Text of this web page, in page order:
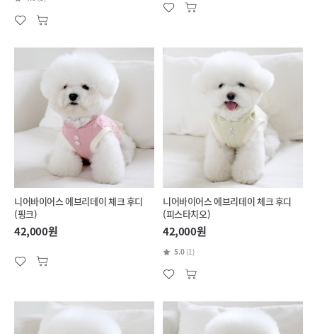
니어바이어스 에브리데이 체크 후디
(핑크)
42,000원
니어바이어스 에브리데이 체크 후디
(피스타치오)
42,000원
5.0 (1)